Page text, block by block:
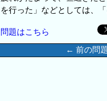
を行った」などとしては、
問題はこちら
← 前の問